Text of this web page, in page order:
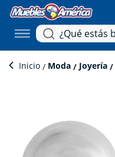
Inicio Moda Joyería